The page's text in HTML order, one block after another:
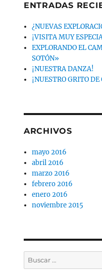
ENTRADAS
¿NUEVAS
¡VISITA MUY
EXPLORANDO EL
SOTÓN»
¡NUESTRA DANZA!
¡NUESTRO GRITO DE
ARCHIVOS
mayo 2016
abril 2016
marzo 2016
febrero 2016
enero 2016
noviembre 2015
Buscar
por: